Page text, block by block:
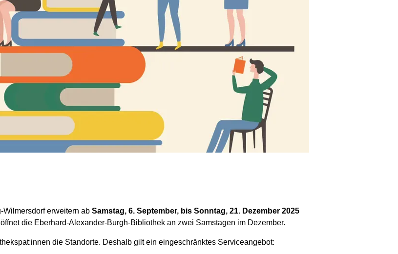
erweitern ab Samstag, 6. September, bis Sonntag, 21. Dezember 2025
die Eberhard-Alexander-Burgh-Bibliothek an zwei Samstagen im Dezember.
die Standorte. Deshalb gilt ein eingeschränktes Serviceangebot: